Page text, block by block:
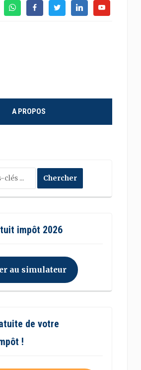
WhatsAppFacebookTwitterLinkedinYoutube
A PROPOS
impôt 2026
au simulateur
de votre
!